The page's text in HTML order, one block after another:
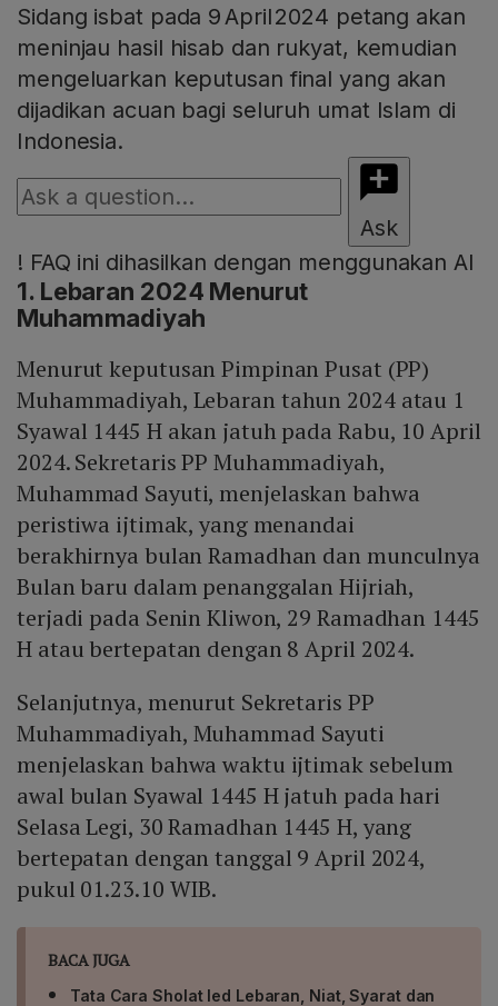
Sidang isbat pada 9 April 2024 petang akan
meninjau hasil hisab dan rukyat, kemudian
mengeluarkan keputusan final yang akan
dijadikan acuan bagi seluruh umat Islam di
Indonesia.
Ask
! FAQ ini dihasilkan dengan menggunakan AI
1. Lebaran 2024 Menurut
Muhammadiyah
Menurut keputusan Pimpinan Pusat (PP)
Muhammadiyah, Lebaran tahun 2024 atau 1
Syawal 1445 H akan jatuh pada Rabu, 10 April
2024. Sekretaris PP Muhammadiyah,
Muhammad Sayuti, menjelaskan bahwa
peristiwa ijtimak, yang menandai
berakhirnya bulan Ramadhan dan munculnya
Bulan baru dalam penanggalan Hijriah,
terjadi pada Senin Kliwon, 29 Ramadhan 1445
H atau bertepatan dengan 8 April 2024.
Selanjutnya, menurut Sekretaris PP
Muhammadiyah, Muhammad Sayuti
menjelaskan bahwa waktu ijtimak sebelum
awal bulan Syawal 1445 H jatuh pada hari
Selasa Legi, 30 Ramadhan 1445 H, yang
bertepatan dengan tanggal 9 April 2024,
pukul 01.23.10 WIB.
BACA JUGA
Tata Cara Sholat Ied Lebaran, Niat, Syarat dan